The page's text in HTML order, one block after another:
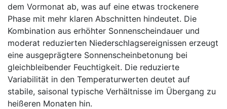
dem Vormonat ab, was auf eine etwas trockenere
Phase mit mehr klaren Abschnitten hindeutet. Die
Kombination aus erhöhter Sonnenscheindauer und
moderat reduzierten Niederschlagsereignissen erzeugt
eine ausgeprägtere Sonnenscheinbetonung bei
gleichbleibender Feuchtigkeit. Die reduzierte
Variabilität in den Temperaturwerten deutet auf
stabile, saisonal typische Verhältnisse im Übergang zu
heißeren Monaten hin.